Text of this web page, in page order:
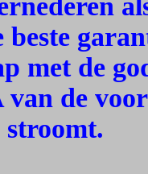
met de
van de